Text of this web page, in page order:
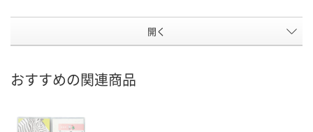
開く
おすすめの関連商品